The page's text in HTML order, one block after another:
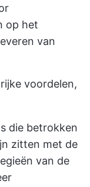
op het
van
voordelen,
die betrokken
zitten met de
van de